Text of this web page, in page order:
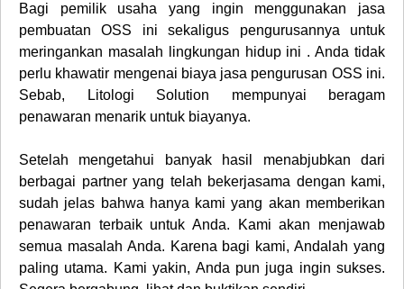
Bagi pemilik usaha yang ingin menggunakan jasa
pembuatan OSS ini sekaligus pengurusannya untuk
meringankan masalah lingkungan hidup ini . Anda tidak
perlu khawatir mengenai biaya jasa pengurusan OSS ini.
Sebab, Litologi Solution mempunyai beragam
penawaran menarik untuk biayanya.
Setelah mengetahui banyak hasil menabjubkan dari
berbagai partner yang telah bekerjasama dengan kami,
sudah jelas bahwa hanya kami yang akan memberikan
penawaran terbaik untuk Anda. Kami akan menjawab
semua masalah Anda. Karena bagi kami, Andalah yang
paling utama. Kami yakin, Anda pun juga ingin sukses.